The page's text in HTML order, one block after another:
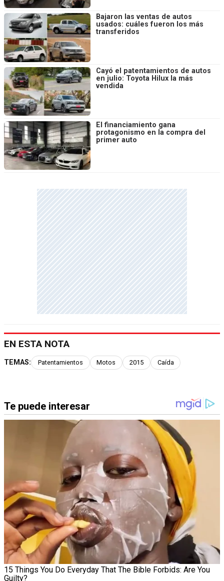
Bajaron las ventas de autos
usados: cuáles fueron los más
transferidos
Cayó el patentamientos de autos
en julio: Toyota Hilux la más
vendida
El financiamiento gana
protagonismo en la compra del
primer auto
EN ESTA NOTA
TEMAS: Patentamientos Motos 2015 Caída